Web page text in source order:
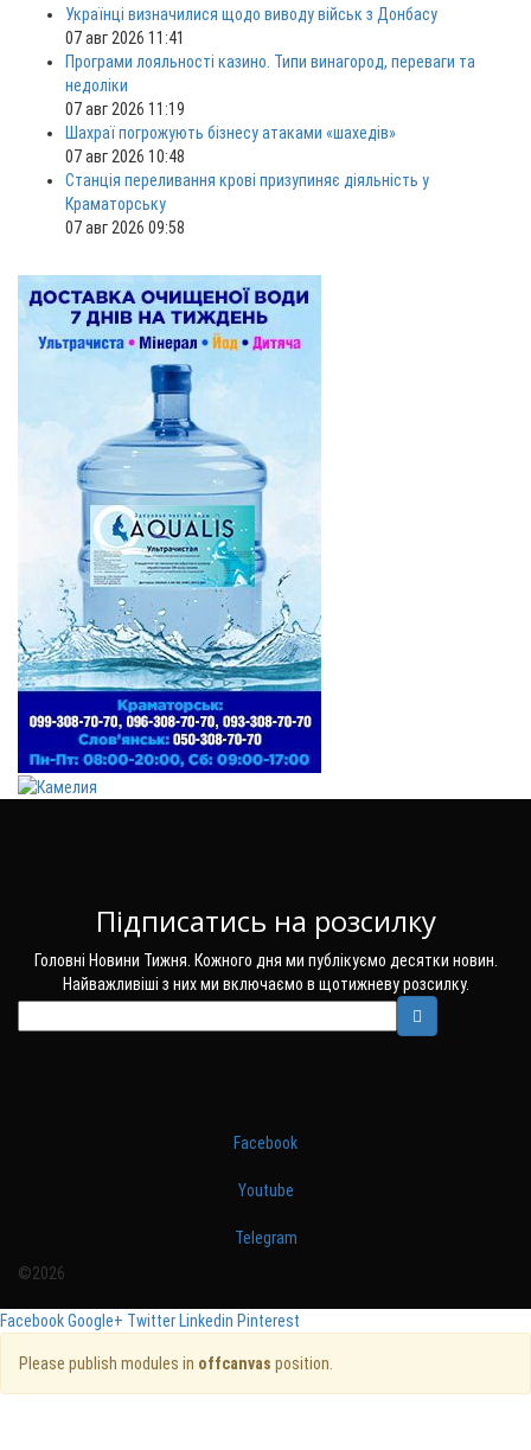
Українці визначилися щодо виводу військ з Донбасу
07 авг 2026 11:41
Програми лояльності казино. Типи винагород, переваги та
недоліки
07 авг 2026 11:19
Шахраї погрожують бізнесу атаками «шахедів»
07 авг 2026 10:48
Станція переливання крові призупиняє діяльність у
Краматорську
07 авг 2026 09:58
Підписатись на розсилку
Головні Новини Тижня. Кожного дня ми публікуємо десятки новин.
Найважливіші з них ми включаємо в щотижневу розсилку.
Facebook
Youtube
Telegram
©2026
FacebookGoogle+ Twitter Linkedin Pinterest
Please publish modules in offcanvas position.